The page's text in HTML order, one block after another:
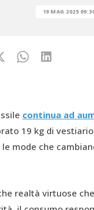
19 MAG 2025
continua ad
19 kg di
mode che
realtà virtuose